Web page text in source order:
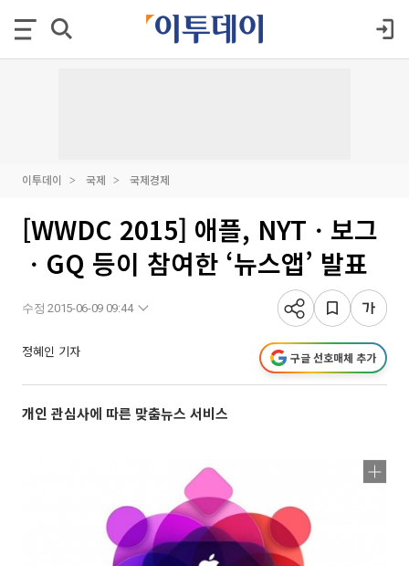
이투데이 국제 국제경제
[WWDC 2015] 애플, NYTㆍ보그
ㆍGQ 등이 참여한 ‘뉴스앱’ 발표
수정 2015-06-09 09:44
정혜인 기자 구글 선호매체 추가
개인 관심사에 따른 맞춤뉴스 서비스